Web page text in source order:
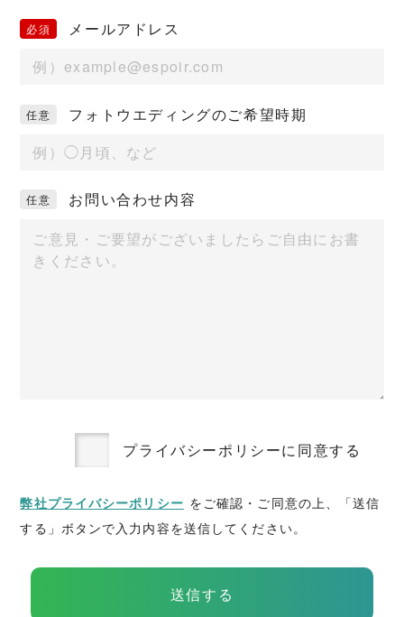
メールアドレス
フォトウエディングのご希望時期
お問い合わせ内容
プライバシーポリシーに同意する
弊社プライバシーポリシー をご確認・ご同意の上、「送信
する」ボタンで入力内容を送信してください。
送信する